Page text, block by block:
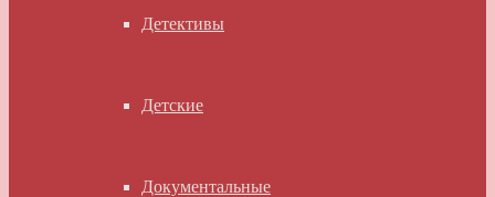
Детективы
Детские
Документальные